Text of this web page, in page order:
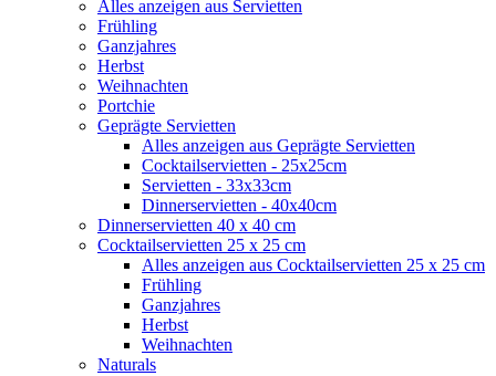
Alles anzeigen aus Servietten
Frühling
Ganzjahres
Herbst
Weihnachten
Portchie
Geprägte Servietten
Alles anzeigen aus Geprägte Servietten
Cocktailservietten - 25x25cm
Servietten - 33x33cm
Dinnerservietten - 40x40cm
Dinnerservietten 40 x 40 cm
Cocktailservietten 25 x 25 cm
Alles anzeigen aus Cocktailservietten 25 x 25 cm
Frühling
Ganzjahres
Herbst
Weihnachten
Naturals